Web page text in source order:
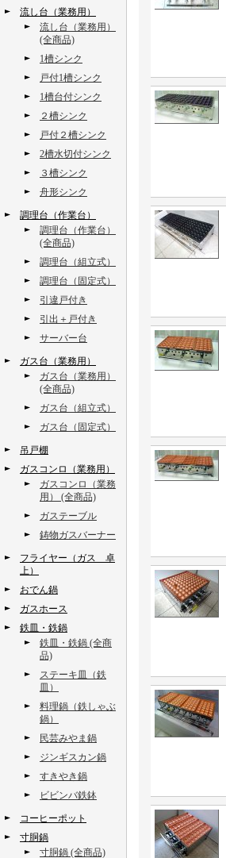
流し台（業務用）
流し台（業務用）
(全商品)
1槽シンク
戸付1槽シンク
1槽台付シンク
２槽シンク
戸付２槽シンク
2槽水切付シンク
３槽シンク
舟形シンク
調理台（作業台）
調理台（作業台）
(全商品)
調理台（組立式）
調理台（固定式）
引違戸付き
引出＋戸付き
サーバー台
ガス台（業務用）
ガス台（業務用）
(全商品)
ガス台（組立式）
ガス台（固定式）
吊戸棚
ガスコンロ（業務用）
ガスコンロ（業務
用） (全商品)
ガステーブル
鋳物ガスバーナー
フライヤー（ガス 卓
上）
おでん鍋
ガスホース
鉄皿・鉄鍋
鉄皿・鉄鍋 (全商
品)
ステーキ皿（鉄
皿）
料理鍋（鉄しゃぶ
鍋）
民芸みやま鍋
ジンギスカン鍋
すきやき鍋
ビビンバ鉄鉢
コーヒーポット
寸胴鍋
寸胴鍋 (全商品)